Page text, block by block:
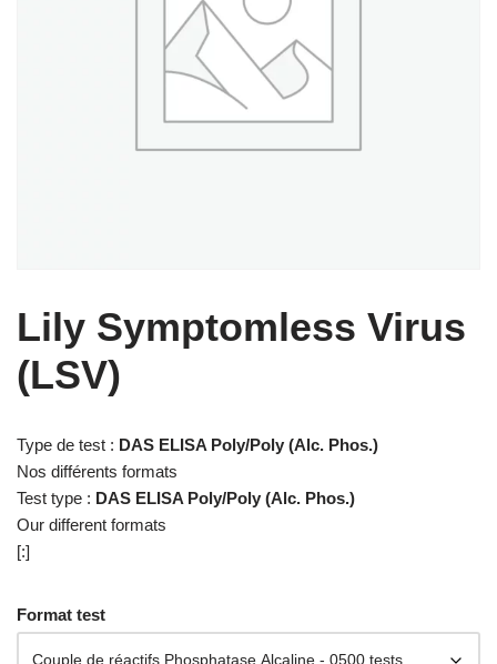
Lily Symptomless Virus
(LSV)
Type de test : DAS ELISA Poly/Poly (Alc. Phos.)
Nos différents formats
Test type : DAS ELISA Poly/Poly (Alc. Phos.)
Our different formats
[:]
Format test